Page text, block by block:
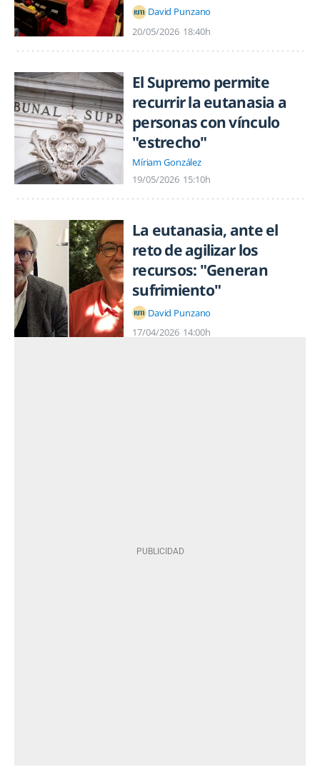
David Punzano
20/05/2026 18:40h
El Supremo permite
recurrir la eutanasia a
personas con vínculo
"estrecho"
Míriam González
19/05/2026 15:10h
La eutanasia, ante el
reto de agilizar los
recursos: "Generan
sufrimiento"
David Punzano
17/04/2026 14:00h